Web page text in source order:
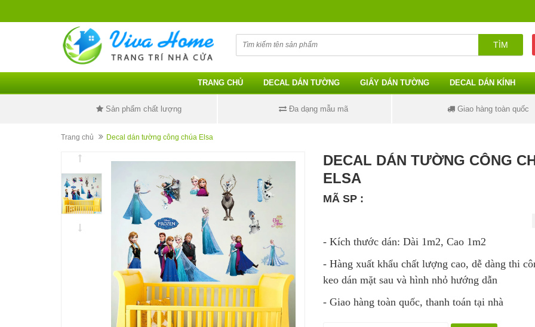
TÌM
TRANG CHỦ DECAL DÁN TƯỜNG GIẤY DÁN TƯỜNG DECAL DÁN KÍNH
Sản phẩm chất lượng Đa dạng mẫu mã Giao hàng toàn quốc
Trang chủ Decal dán tường công chúa Elsa
DECAL DÁN TƯỜNG CÔNG
ELSA
MÃ SP :
- Kích thước dán: Dài 1m2, Cao 1m2
- Hàng xuất khẩu chất lượng cao, dễ dàng thi
keo dán mặt sau và hình nhỏ hướng dẫn
- Giao hàng toàn quốc, thanh toán tại nhà